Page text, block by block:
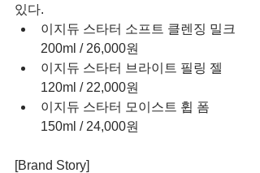
있다.
이지듀 스타터 소프트 클렌징 밀크
200ml / 26,000원
이지듀 스타터 브라이트 필링 젤
120ml / 22,000원
이지듀 스타터 모이스트 휩 폼
150ml / 24,000원
[Brand Story]